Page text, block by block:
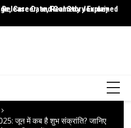
Career, and Comedy Journey
Date, Real Story Explained
जून में कब है शुभ संक्रांति? जानिए